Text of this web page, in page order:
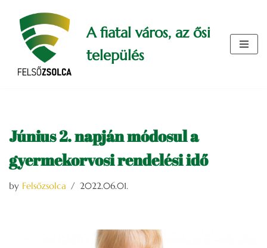
Skip
content
A fiatal város, az ősi
település
Június 2. napján módosul a
gyermekorvosi rendelési idő
by Felsőzsolca 2022.06.01.